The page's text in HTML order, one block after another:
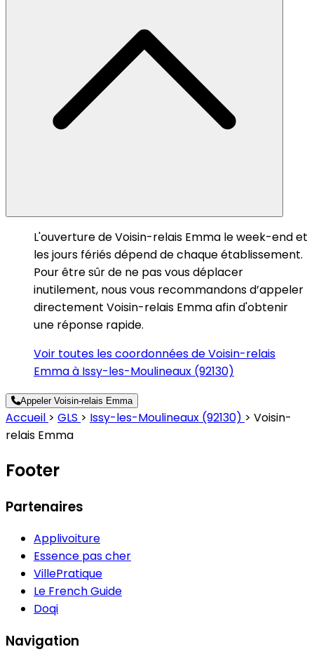
L'ouverture de Voisin-relais Emma le week-end et
les jours fériés dépend de chaque établissement.
Pour être sûr de ne pas vous déplacer
inutilement, nous vous recommandons d’appeler
directement Voisin-relais Emma afin d'obtenir
une réponse rapide.
Voir toutes les coordonnées de Voisin-relais
Emma à Issy-les-Moulineaux (92130)
Appeler Voisin-relais Emma
Accueil > GLS > Issy-les-Moulineaux (92130) > Voisin-
relais Emma
Footer
Partenaires
Applivoiture
Essence pas cher
VillePratique
Le French Guide
Doqi
Navigation